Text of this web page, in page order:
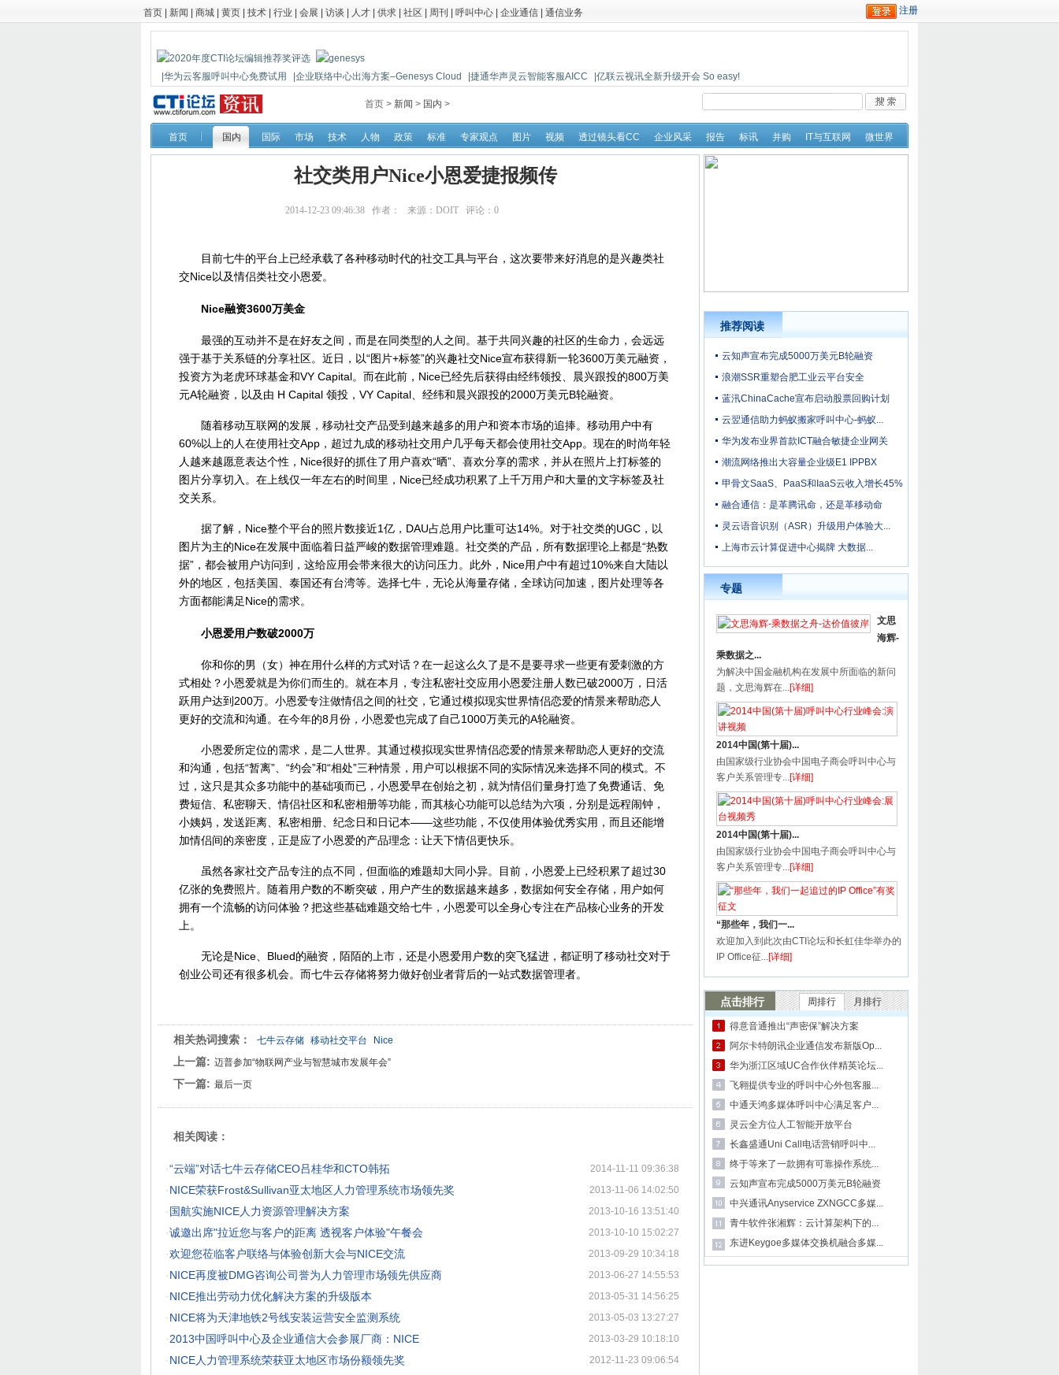
首页 新闻 商城 黄页 技术 行业 会展 访谈 人才 供求 社区 周刊 呼叫中心 企业通信 通信业务
|华为云客服呼叫中心免费试用 |企业联络中心出海方案–Genesys Cloud |捷通华声灵云智能客服AICC
|亿联云视讯全新升级开会 So easy!
|鼎信通达新一代语音网关DAG1000-4S
首页 > 新闻 > 国内 >
首页 国内 国际 市场 技术 人物 政策 标准 专家观点 图片 视频 透过镜头看CC 企业风采 报告 标讯 并购 IT与互联网 微世界
社交类用户Nice小恩爱捷报频传
2014-12-23 09:46:38 作者： 来源：DOIT 评论： 0
目前七牛的平台上已经承载了各种移动时代的社交工具与平台，这次要带来好消息的是兴趣类社
交Nice以及情侣类社交小恩爱。
Nice融资3600万美金
最强的互动并不是在好友之间，而是在同类型的人之间。基于共同兴趣的社区的生命力，会远远
强于基于关系链的分享社区。近日，以“图片+标签”的兴趣社交Nice宣布获得新一轮3600万美元融资，
投资方为老虎环球基金和VY Capital。而在此前，Nice已经先后获得由经纬领投、晨兴跟投的800万美
元A轮融资，以及由 H Capital 领投，VY Capital、经纬和晨兴跟投的2000万美元B轮融资。
随着移动互联网的发展，移动社交产品受到越来越多的用户和资本市场的追捧。移动用户中有
60%以上的人在使用社交App，超过九成的移动社交用户几乎每天都会使用社交App。现在的时尚年轻
人越来越愿意表达个性，Nice很好的抓住了用户喜欢“晒”、喜欢分享的需求，并从在照片上打标签的
图片分享切入。在上线仅一年左右的时间里，Nice已经成功积累了上千万用户和大量的文字标签及社
交关系。
据了解，Nice整个平台的照片数接近1亿，DAU占总用户比重可达14%。对于社交类的UGC，以
图片为主的Nice在发展中面临着日益严峻的数据管理难题。社交类的产品，所有数据理论上都是“热数
据”，都会被用户访问到，这给应用会带来很大的访问压力。此外，Nice用户中有超过10%来自大陆以
外的地区，包括美国、泰国还有台湾等。选择七牛，无论从海量存储，全球访问加速，图片处理等各
方面都能满足Nice的需求。
小恩爱用户数破2000万
你和你的男（女）神在用什么样的方式对话？在一起这么久了是不是要寻求一些更有爱刺激的方
式相处？小恩爱就是为你们而生的。就在本月，专注私密社交应用小恩爱注册人数已破2000万，日活
跃用户达到200万。小恩爱专注做情侣之间的社交，它通过模拟现实世界情侣恋爱的情景来帮助恋人
更好的交流和沟通。在今年的8月份，小恩爱也完成了自己1000万美元的A轮融资。
小恩爱所定位的需求，是二人世界。其通过模拟现实世界情侣恋爱的情景来帮助恋人更好的交流
和沟通，包括“暂离”、“约会”和“相处”三种情景，用户可以根据不同的实际情况来选择不同的模式。不
过，这只是其众多功能中的基础项而已，小恩爱早在创始之初，就为情侣们量身打造了免费通话、免
费短信、私密聊天、情侣社区和私密相册等功能，而其核心功能可以总结为六项，分别是远程闹钟，
小姨妈，发送距离、私密相册、纪念日和日记本——这些功能，不仅使用体验优秀实用，而且还能增
加情侣间的亲密度，正是应了小恩爱的产品理念：让天下情侣更快乐。
虽然各家社交产品专注的点不同，但面临的难题却大同小异。目前，小恩爱上已经积累了超过30
亿张的免费照片。随着用户数的不断突破，用户产生的数据越来越多，数据如何安全存储，用户如何
拥有一个流畅的访问体验？把这些基础难题交给七牛，小恩爱可以全身心专注在产品核心业务的开发
上。
无论是Nice、Blued的融资，陌陌的上市，还是小恩爱用户数的突飞猛进，都证明了移动社交对于
创业公司还有很多机会。而七牛云存储将努力做好创业者背后的一站式数据管理者。
相关热词搜索： 七牛云存储 移动社交平台 Nice
上一篇: 迈普参加“物联网产业与智慧城市发展年会”
下一篇: 最后一页
相关阅读：
·“云端”对话七牛云存储CEO吕桂华和CTO韩拓 2014-11-11 09:36:38
·NICE荣获Frost&Sullivan亚太地区人力管理系统市场领先奖 2013-11-06 14:02:50
· 国航实施NICE人力资源管理解决方案 2013-10-16 13:51:40
·诚邀出席"拉近您与客户的距离 透视客户体验"午餐会 2013-10-10 15:02:27
·欢迎您莅临客户联络与体验创新大会与NICE交流 2013-09-29 10:34:18
·NICE再度被DMG咨询公司誉为人力管理市场领先供应商 2013-06-27 14:55:53
·NICE推出劳动力优化解决方案的升级版本 2013-05-31 14:56:25
·NICE将为天津地铁2号线安装运营安全监测系统 2013-05-03 13:27:27
·2013中国呼叫中心及企业通信大会参展厂商：NICE 2013-03-29 10:18:10
·NICE人力管理系统荣获亚太地区市场份额领先奖 2012-11-23 09:06:54
推荐阅读
云知声宣布完成5000万美元B轮融资
浪潮SSR重塑合肥工业云平台安全
蓝汛ChinaCache宣布启动股票回购计划
云翌通信助力蚂蚁搬家呼叫中心-蚂蚁...
华为发布业界首款ICT融合敏捷企业网关
潮流网络推出大容量企业级E1 IPPBX
甲骨文SaaS、PaaS和IaaS云收入增长45%
融合通信：是革腾讯命，还是革移动命
灵云语音识别（ASR）升级用户体验大...
上海市云计算促进中心揭牌 大数据...
专题
文思
海辉-
乘数据之...
为解决中国金融机构在发展中所面临的新问
题，文思海辉在...[详细]
2014中国(第十届)...
由国家级行业协会中国电子商会呼叫中心与
客户关系管理专...[详细]
2014中国(第十届)...
由国家级行业协会中国电子商会呼叫中心与
客户关系管理专...[详细]
“那些年，我们一...
欢迎加入到此次由CTI论坛和长虹佳华举办的
IP Office征...[详细]
点击排行 周排行 月排行
得意音通推出“声密保”解决方案
阿尔卡特朗讯企业通信发布新版Op...
华为浙江区域UC合作伙伴精英论坛...
飞翱提供专业的呼叫中心外包客服...
中通天鸿多媒体呼叫中心满足客户...
灵云全方位人工智能开放平台
长鑫盛通Uni Call电话营销呼叫中...
终于等来了一款拥有可靠操作系统...
云知声宣布完成5000万美元B轮融资
中兴通讯Anyservice ZXNGCC多媒...
青牛软件张湘辉：云计算架构下的...
东进Keygoe多媒体交换机融合多媒...